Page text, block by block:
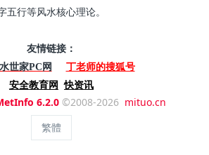
五行等风水核心理论。
友情链接：
世家PC网
丁老师的搜狐号
安全教育网 快资讯
6.2.0©2008-2026 mituo.cn
繁體